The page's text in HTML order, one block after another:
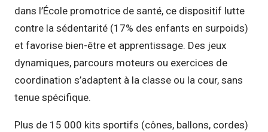
dans l’École promotrice de santé, ce dispositif lutte
contre la sédentarité (17% des enfants en surpoids)
et favorise bien-être et apprentissage. Des jeux
dynamiques, parcours moteurs ou exercices de
coordination s’adaptent à la classe ou la cour, sans
tenue spécifique.
Plus de 15 000 kits sportifs (cônes, ballons, cordes)